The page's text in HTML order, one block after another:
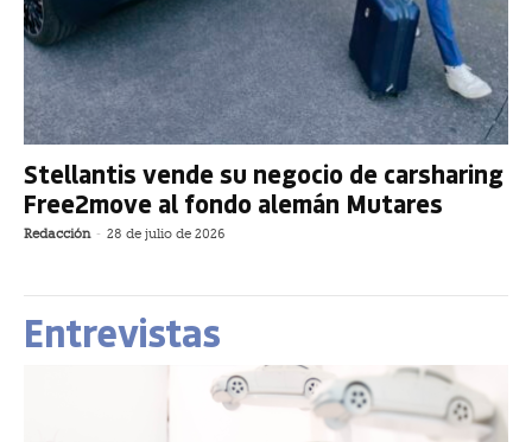
Stellantis vende su negocio de carsharing
Free2move al fondo alemán Mutares
Redacción - 28 de julio de 2026
Entrevistas